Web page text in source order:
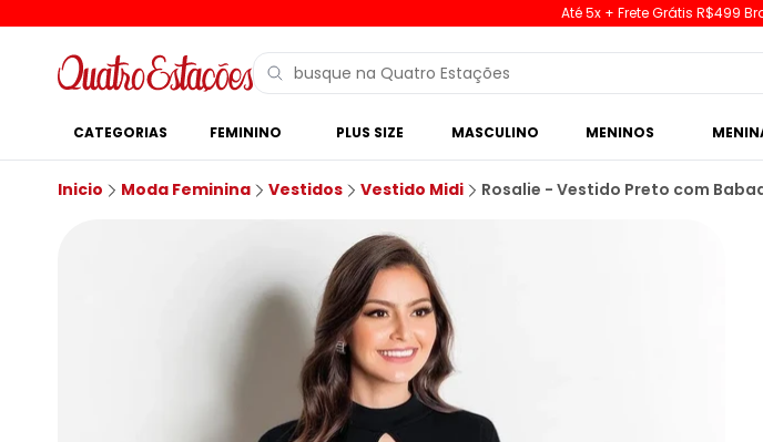
Até 5x + Frete Grátis R$499
CATEGORIAS FEMININO PLUS SIZE MASCULINO MENINOS
Inicio Moda Feminina Vestidos Vestido Midi Rosalie - Vestido Preto com